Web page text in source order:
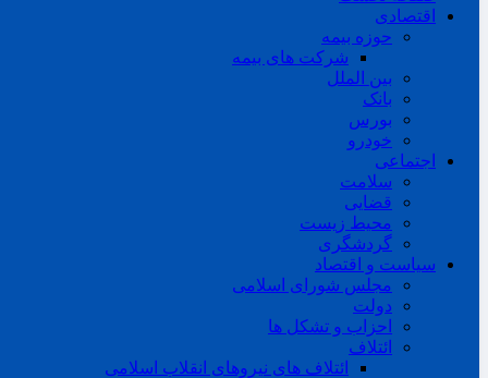
اقتصادی
حوزه بیمه
شرکت های بیمه
بین الملل
بانک
بورس
خودرو
اجتماعی
سلامت
قضایی
محیط زیست
گردشگری
سیاست و اقتصاد
مجلس شورای اسلامی
دولت
احزاب و تشکل ها
ائتلاف
ائتلاف های نیروهای انقلاب اسلامی